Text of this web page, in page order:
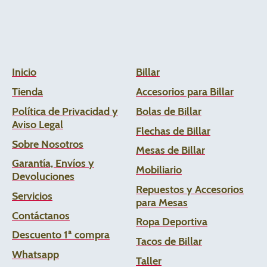
Inicio
Tienda
Política de Privacidad y
Aviso Legal
Sobre Nosotros
Garantía, Envíos y
Devoluciones
Servicios
Contáctanos
Descuento 1ª compra
Whatsapp
Billar
Accesorios para Billar
Bolas de Billar
Flechas de Billar
Mesas de Billar
Mobiliario
Repuestos y Accesorios
para Mesas
Ropa Deportiva
Tacos de Billar
Taller